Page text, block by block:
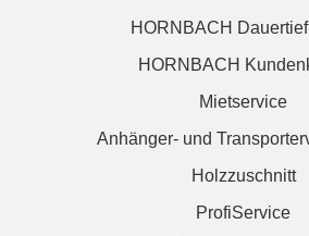
HORNBACH
HORNBACH
Mietservice
Anhänger- und
Holzzuschnitt
ProfiService